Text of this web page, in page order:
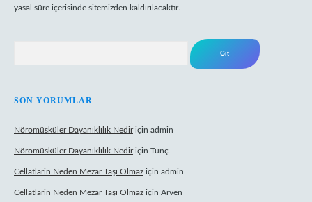
yasal süre içerisinde sitemizden kaldırılacaktır.
SON YORUMLAR
Nöromüsküler Dayanıklılık Nediriçin admin
Nöromüsküler Dayanıklılık Nediriçin Tunç
Cellatlarin Neden Mezar Taşı Olmaz için admin
Cellatlarin Neden Mezar Taşı Olmaz için Arven